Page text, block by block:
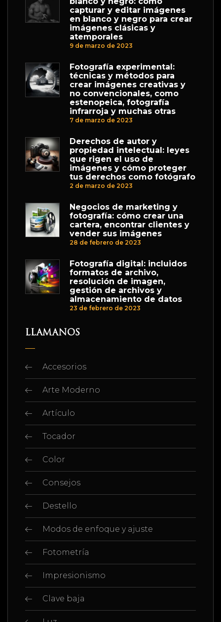
capturar y editar imágenes
en blanco y negro para crear
imágenes clásicas y
atemporales
9 de marzo de 2023
Fotografía experimental:
técnicas y métodos para
crear imágenes creativas y
no convencionales, como
estenopeica, fotografía
infrarroja y muchas otras
7 de marzo de 2023
Derechos de autor y
propiedad intelectual: leyes
que rigen el uso de
imágenes y cómo proteger
tus derechos como fotógrafo
2 de marzo de 2023
Negocios de marketing y
fotografía: cómo crear una
cartera, encontrar clientes y
vender sus imágenes
28 de febrero de 2023
Fotografía digital: incluidos
formatos de archivo,
resolución de imagen,
gestión de archivos y
almacenamiento de datos
23 de febrero de 2023
LLAMANOS
Accesorios
Arte Moderno
Artículo
Tocador
Color
Consejos
Destello
Modos de enfoque y ajuste
Fotometría
Impresionismo
Clave baja